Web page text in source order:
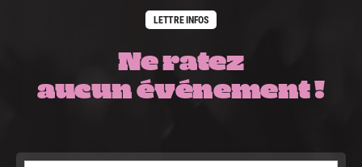
LETTRE INFOS
Ne ratez
aucun événement !